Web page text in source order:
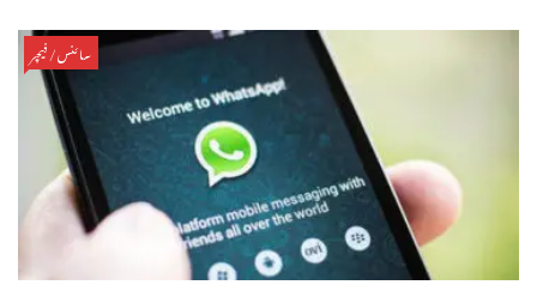
سائنس/فیچر